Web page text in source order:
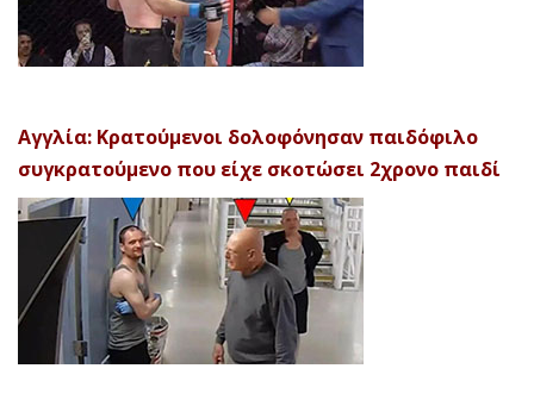
Αγγλία: Κρατούμενοι δολοφόνησαν παιδόφιλο
συγκρατούμενο που είχε σκοτώσει 2χρονο παιδί